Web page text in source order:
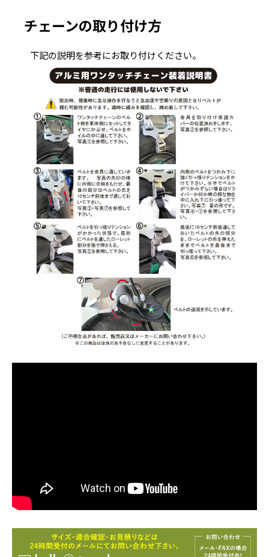
チェーンの取り付け方
下記の説明を参考にお取り付けください。